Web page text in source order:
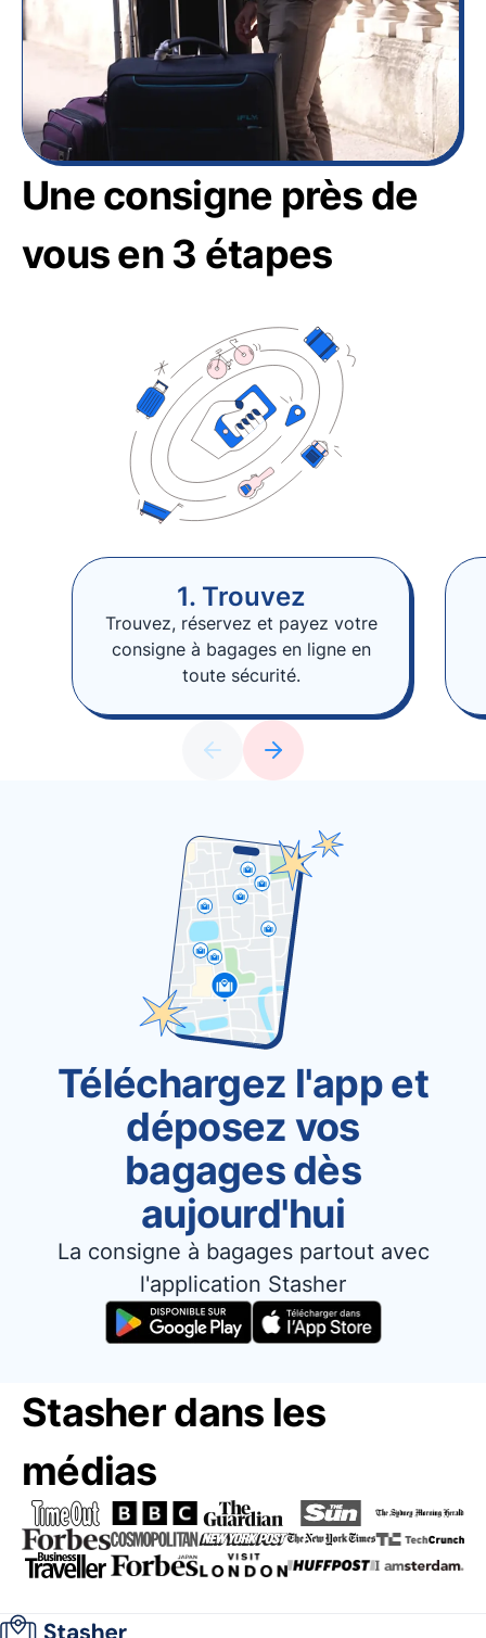
Une consigne près de
vous en 3 étapes
1. Trouvez
Trouvez, réservez et payez votre
consigne à bagages en ligne en
toute sécurité.
Téléchargez l'app et
déposez vos
bagages dès
aujourd'hui
La consigne à bagages partout avec
l'application Stasher
Stasher dans les
médias